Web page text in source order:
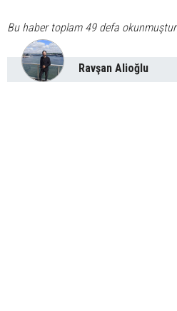
Bu haber toplam 49 defa okunmuştur
Ravşan Alioğlu